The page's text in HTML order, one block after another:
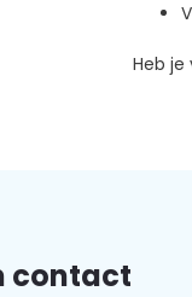
Heb
contact